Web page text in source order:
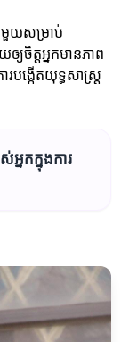
ន់មួយសម្រាប់
យចិត្តអ្នកមានភាព
បង្កើតយុទ្ធសាស្ត្រ
នកក្នុងការ